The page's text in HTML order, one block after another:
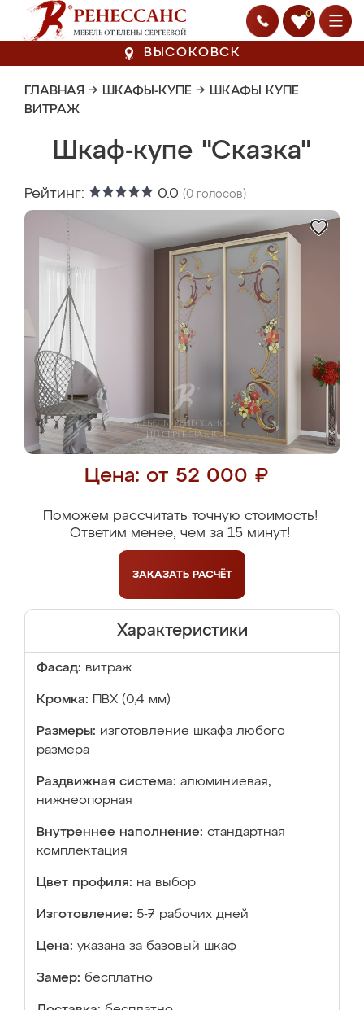
0
ВЫСОКОВСК
ГЛАВНАЯ → ШКАФЫ-КУПЕ → ШКАФЫ КУПЕ
ВИТРАЖ
Шкаф-купе "Сказка"
Рейтинг: 0.0 (0 голосов)
Цена: от 52 000 ₽
Поможем рассчитать точную стоимость!
Ответим менее, чем за 15 минут!
ЗАКАЗАТЬ РАСЧЁТ
Характеристики
Фасад: витраж
Кромка: ПВХ (0,4 мм)
Размеры: изготовление шкафа любого
размера
Раздвижная система: алюминиевая,
нижнеопорная
Внутреннее наполнение: стандартная
комплектация
Цвет профиля: на выбор
Изготовление: 5-7 рабочих дней
Цена: указана за базовый шкаф
Замер: бесплатно